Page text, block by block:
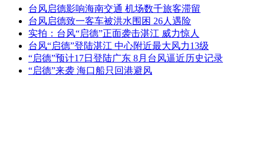
榴莲配酒变夺命砒霜
台风启德影响海南交通 机场数千旅客滞留
台风启德致一客车被洪水围困 26人遇险
实拍：台风“启德”正面袭击湛江 威力惊人
台风“启德”登陆湛江 中心附近最大风力13级
“启德”预计17日登陆广东 8月台风逼近历史记录
“启德”来袭 海口船只回港避风